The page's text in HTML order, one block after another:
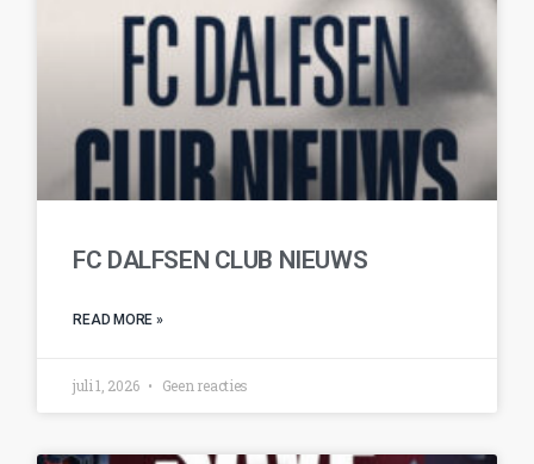
FC DALFSEN CLUB NIEUWS
READ MORE »
juli 1, 2026 Geen reacties